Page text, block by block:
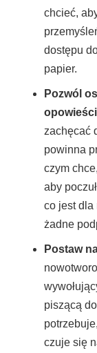
chcieć,
dostępu
papier.
Pozwól
zachęcać
powinna
czym
aby
co jest dla
żadne
Postaw
piszącą
czuje się